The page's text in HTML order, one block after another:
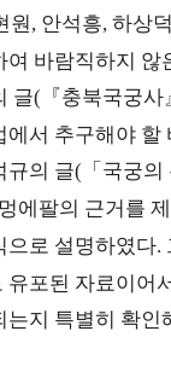
원, 안석흥, 하상덕
여 바람직하지 않
글( 『충북국궁사』
서 추구해야 할
규의 글( 「국궁의
에팔의 근거를
으로 설명하였다.
유포된 자료이어
지 특별히 확인